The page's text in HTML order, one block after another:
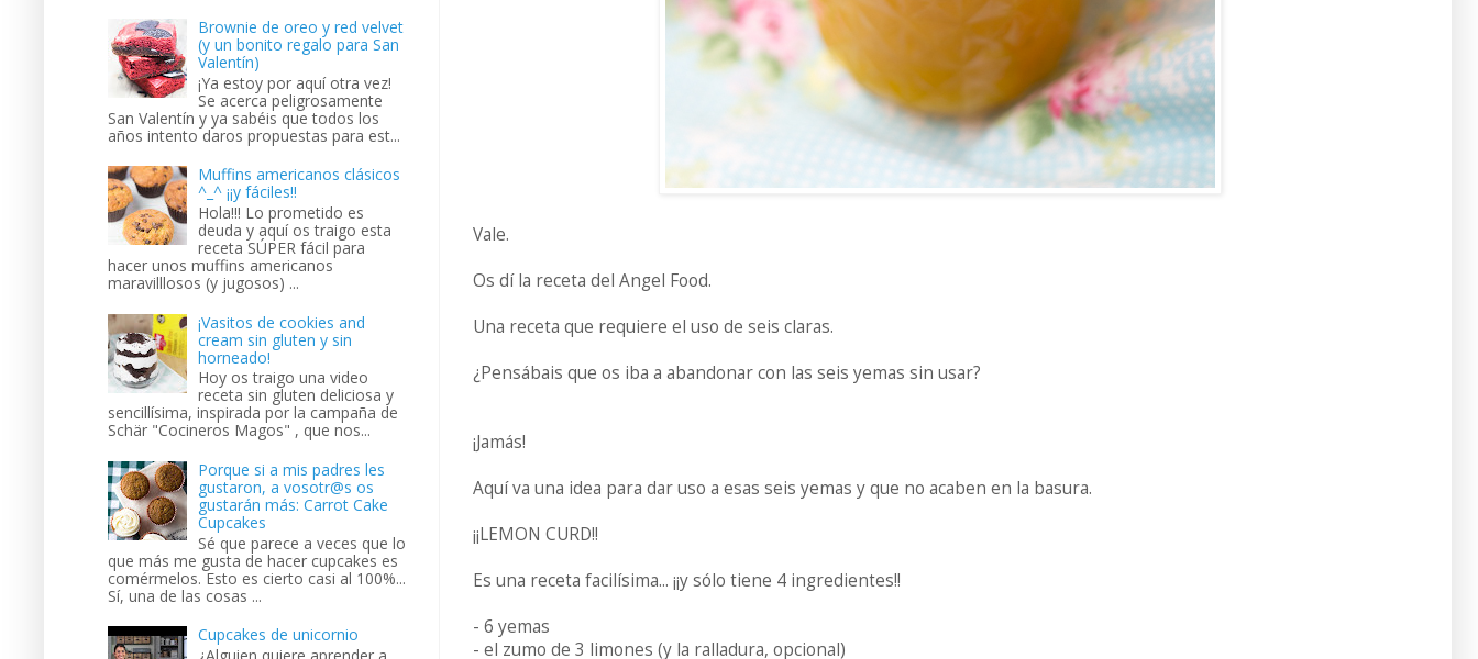
Vale.
Os dí la receta del Angel Food.
Una receta que requiere el uso de seis claras.
¿Pensábais que os iba a abandonar con las seis yemas sin usar?
¡Jamás!
Aquí va una idea para dar uso a esas seis yemas y que no acaben en la basura.
¡¡LEMON CURD!!
Es una receta facilísima... ¡¡y sólo tiene 4 ingredientes!!
- 6 yemas
- el zumo de 3 limones (y la ralladura, opcional)
Brownie de oreo y red velvet
(y un bonito regalo para San
Valentín)
¡Ya estoy por aquí otra vez!
Se acerca peligrosamente
San Valentín y ya sabéis que todos los
años intento daros propuestas para est...
Muffins americanos clásicos
^_^ ¡¡y fáciles!!
Hola!!! Lo prometido es
deuda y aquí os traigo esta
receta SÚPER fácil para
hacer unos muffins americanos
maravilllosos (y jugosos) ...
¡Vasitos de cookies and
cream sin gluten y sin
horneado!
Hoy os traigo una video
receta sin gluten deliciosa y
sencillísima, inspirada por la campaña de
Schär "Cocineros Magos" , que nos...
Porque si a mis padres les
gustaron, a vosotr@s os
gustarán más: Carrot Cake
Cupcakes
Sé que parece a veces que lo
que más me gusta de hacer cupcakes es
comérmelos. Esto es cierto casi al 100%...
Sí, una de las cosas ...
Cupcakes de unicornio